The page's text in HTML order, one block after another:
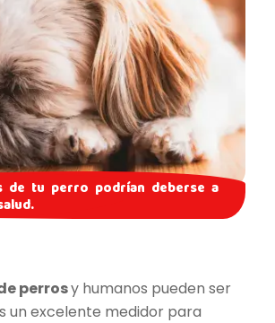
de tu perro podrían deberse a
perrosy humanos pueden ser
un excelente medidor para